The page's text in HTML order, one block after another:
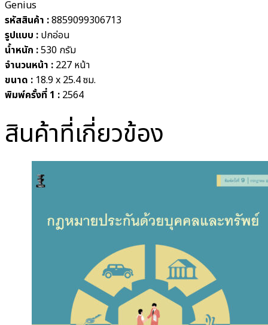
Genius
รหัสสินค้า :8859099306713
รูปแบบ : ปกอ่อน
น้ำหนัก :530 กรัม
จำนวนหน้า : 227 หน้า
ขนาด : 18.9 x 25.4 ซม.
พิมพ์ครั้งที่ 1 : 2564
สินค้าที่เกี่ยวข้อง